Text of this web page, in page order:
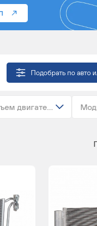
Подобрать по авто
двигателя